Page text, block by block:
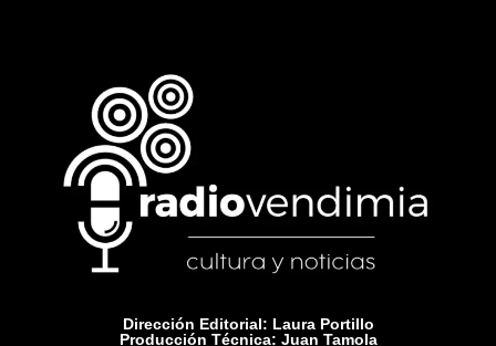
Dirección Editorial: Laura Portillo
Producción Técnica: Juan Tamola